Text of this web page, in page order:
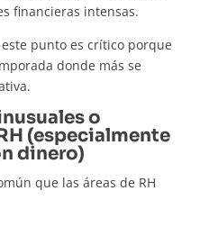
financieras intensas.
punto es crítico porque
donde más se
o
(especialmente
dinero)
que las áreas de RH